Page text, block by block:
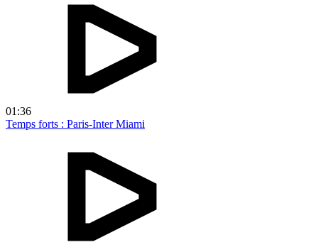
01:36
Temps forts : Paris-Inter Miami